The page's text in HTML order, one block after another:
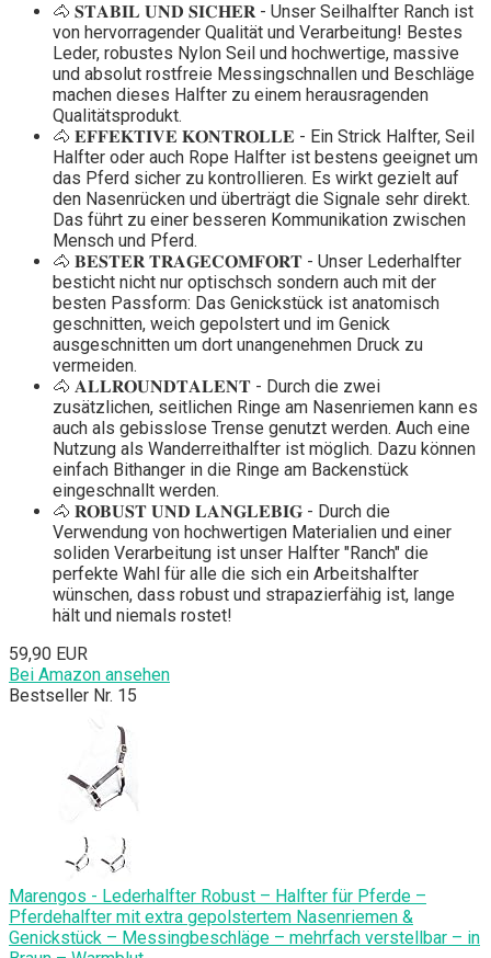
🐴 𝐒𝐓𝐀𝐁𝐈𝐋 𝐔𝐍𝐃 𝐒𝐈𝐂𝐇𝐄𝐑 - Unser Seilhalfter Ranch ist
von hervorragender Qualität und Verarbeitung! Bestes
Leder, robustes Nylon Seil und hochwertige, massive
und absolut rostfreie Messingschnallen und Beschläge
machen dieses Halfter zu einem herausragenden
Qualitätsprodukt.
🐴 𝐄𝐅𝐅𝐄𝐊𝐓𝐈𝐕𝐄 𝐊𝐎𝐍𝐓𝐑𝐎𝐋𝐋𝐄 - Ein Strick Halfter, Seil
Halfter oder auch Rope Halfter ist bestens geeignet um
das Pferd sicher zu kontrollieren. Es wirkt gezielt auf
den Nasenrücken und überträgt die Signale sehr direkt.
Das führt zu einer besseren Kommunikation zwischen
Mensch und Pferd.
🐴 𝐁𝐄𝐒𝐓𝐄𝐑 𝐓𝐑𝐀𝐆𝐄𝐂𝐎𝐌𝐅𝐎𝐑𝐓 - Unser Lederhalfter
besticht nicht nur optischsch sondern auch mit der
besten Passform: Das Genickstück ist anatomisch
geschnitten, weich gepolstert und im Genick
ausgeschnitten um dort unangenehmen Druck zu
vermeiden.
🐴 𝐀𝐋𝐋𝐑𝐎𝐔𝐍𝐃𝐓𝐀𝐋𝐄𝐍𝐓 - Durch die zwei
zusätzlichen, seitlichen Ringe am Nasenriemen kann es
auch als gebisslose Trense genutzt werden. Auch eine
Nutzung als Wanderreithalfter ist möglich. Dazu können
einfach Bithanger in die Ringe am Backenstück
eingeschnallt werden.
🐴 𝐑𝐎𝐁𝐔𝐒𝐓 𝐔𝐍𝐃 𝐋𝐀𝐍𝐆𝐋𝐄𝐁𝐈𝐆 - Durch die
Verwendung von hochwertigen Materialien und einer
soliden Verarbeitung ist unser Halfter "Ranch" die
perfekte Wahl für alle die sich ein Arbeitshalfter
wünschen, dass robust und strapazierfähig ist, lange
hält und niemals rostet!
59,90 EUR
Bei Amazon ansehen
Bestseller Nr. 15
Marengos - Lederhalfter Robust – Halfter für Pferde –
Pferdehalfter mit extra gepolstertem Nasenriemen &
Genickstück – Messingbeschläge – mehrfach verstellbar – in